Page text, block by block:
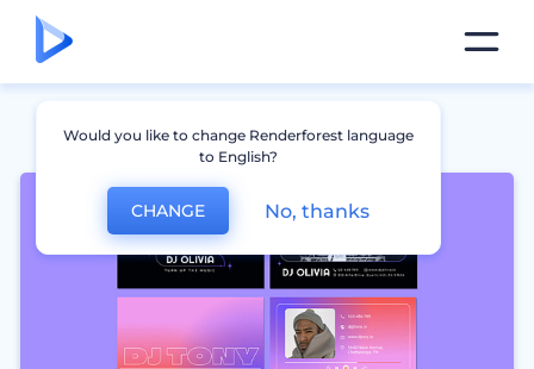
Would you like to change Renderforest language
to English?
CHANGE No, thanks